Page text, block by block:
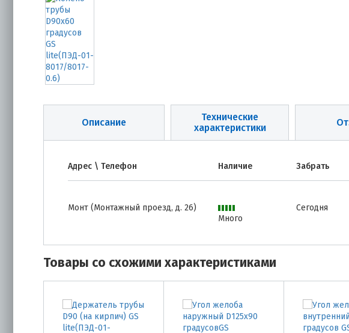
Описание
Технические
характеристики
Адрес \ Телефон Наличие Забрать
Монт (Монтажный проезд, д. 26)
Много
Сегодня
Товары со схожими характеристиками